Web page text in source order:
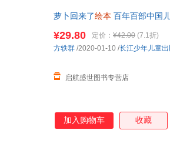
萝卜回来了绘本 百年百部中国
¥29.80 定价： ¥42.00 (7.1折)
启航盛世图书专营店
方轶群 /2020-01-10 /长江少年儿童
加入购物车 收藏